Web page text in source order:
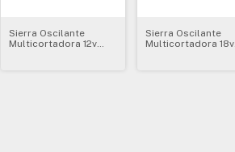
Sierra Oscilante
Multicortadora 12v
Sierra Oscilante
Multicortadora 18v